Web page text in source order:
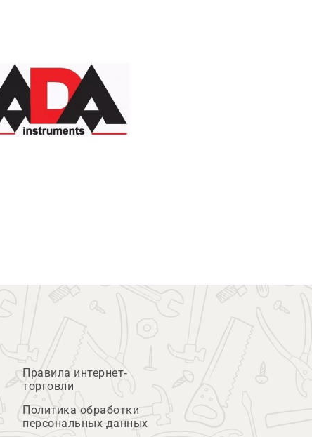
Правила интернет-
торговли
Политика обработки
персональных данных